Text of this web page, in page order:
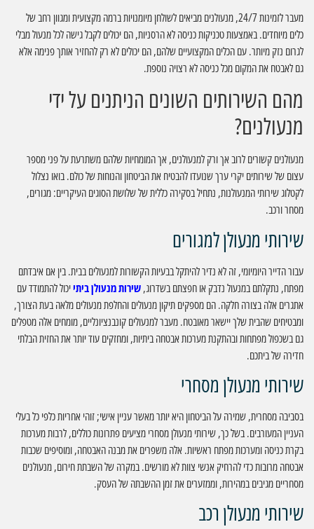
מעבר לזמינות 24/7, מנעולנים מביאים לשולחן מיומנויות ברמה מקצועית ומגוון רחב של
כלים מיוחדים. באמצעות טכניקות כניסה לא הרסניות, הם יכולים לקבל גישה לכל מנעול מבלי
לגרום נזק מיותר. עם הכלים המקצועיים שלהם, הם יכולים לא רק להחזיר אותך פנימה אלא
גם לאבטח את המקום מכל כניסה לא רצויה נוספת.
מהם השירותים השונים הניתנים על ידי
מנעולנים?
מנעולנים קשורים לרוב אך ורק למנעולנים, אך המומחיות שלהם משתרעת על פני מספר
עצום של שירותים יקרי ערך שנועדו להבטיח את הביטחון והנוחות של כולם. בואו נצלול
לקטלוג שירותי המנעולנות, נתחיל בסקירה כללית של שלושת הסוגים העיקריים: מגורים,
מסחר ורכב.
שירותי מנעולן למגורים
עבור הדייר היומיומי, זה לא נדיר להיתקל בבעיות הקשורות למנעולים בבית. בין אם איבדתם
מפתח, נתקלתם במנעול נדבק או חפצתם בשדרוג,שירות מנעולן ביתייכול להתמודד עם
אתגרים אלה בצורה חלקה. הם מספקים תיקון מנעולים והחלפת מנעולים מלאה בעת הצורך,
ומבטיחים שהבית שלך יישאר מאובטח. מעבר למנעולים קונבנציונליים, מומחים אלה מטפלים
גם בשכפול מפתחות ובהתקנת מערכות אבטחה ביתיות, ומחזקים עוד יותר את החזית הבלתי
חדירה של ביתכם.
שירותי מנעולן מסחרי
בסביבה מסחרית, שמירה על הביטחון היא יותר מאשר עניין אישי; זוהי אחריות כלפי כל בעלי
העניין המעורבים. בשל כך, שירותי מנעולן מסחרי מציעים פתרונות כוללים, לרבות מערכות
בקרת כניסה ומערכות מפתח ראשיות. אלה משפרים את מבנה האבטחה, ומוסיפים שכבות
אבטחה מרובות כדי להרחיק אנשי צוות לא מורשים. במקרה של השבתת חירום, מנעולנים
מסחריים מגיבים במהירות, וממזערים את זמן ההשבתה של העסק.
שירותי מנעולן רכב